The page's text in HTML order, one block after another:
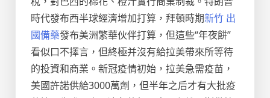
時代發布西半球經濟增加打算，拜頓時期新竹 出
國備藥發布美洲繁華伙伴打算，但這些“年夜餅”
看似口不擇言，但終極并沒有給拉美帶來所等待
的投資和商業。新冠疫情初始，拉美急需疫苗，
美國許諾供給3000萬劑，但半年之后才有大批疫